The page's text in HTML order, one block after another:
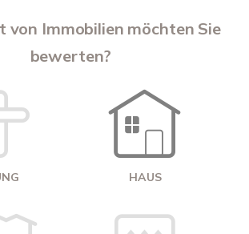
von Immobilien möchten Sie
bewerten?
HAUS